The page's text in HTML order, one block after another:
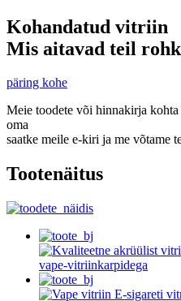
Kohandatud vitriin
Mis aitavad teil
päring kohe
Meie toodete või hinnakirja kohta
oma
saatke meile e-kiri ja me võtame
Tootenäitus